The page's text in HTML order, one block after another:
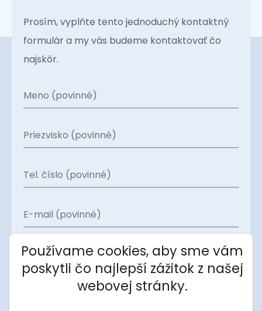
Prosím, vyplňte tento jednoduchý kontaktný
formulár a my vás budeme kontaktovať čo
najskôr.
Meno (povinné)
Priezvisko (povinné)
Tel. číslo (povinné)
E-mail (povinné)
Používame cookies, aby sme vám
poskytli čo najlepší zážitok z našej
webovej stránky.